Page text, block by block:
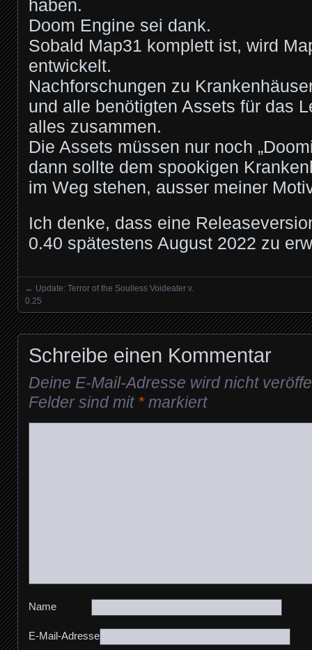
haben.
Doom Engine sei dank.
Sobald Map31 komplett ist, wird
entwickelt.
Nachforschungen zu
und alle benötigten Assets für das
alles zusammen.
Die Assets müssen nur noch
dann sollte dem spookigen
im Weg stehen, ausser meiner
Ich denke, dass eine
0.40 spätestens August 2022 zu
Posts navigation
← Update: Terror of the Soulless Voideater v.
0.25
Schreibe einen Kommentar
Deine E-Mail-Adresse wird nicht
Felder sind mit *markiert
Name
E-Mail-Adresse